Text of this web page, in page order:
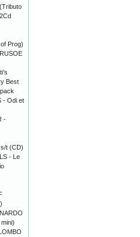
Prog)
Best
- Odi et
-
t (CD)
- Le